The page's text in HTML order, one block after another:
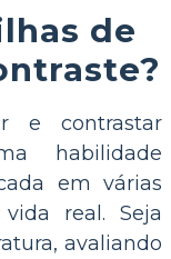
de
e contrastar
habilidade
em várias
real. Seja
avaliando